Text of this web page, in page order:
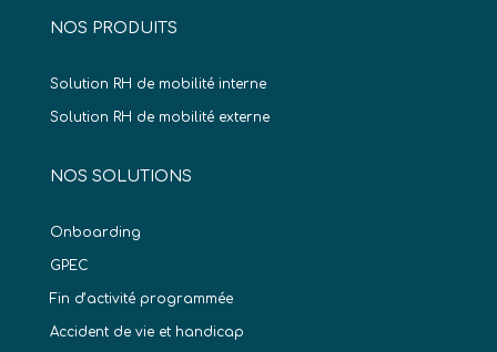
NOS PRODUITS
Solution RH de mobilité interne
Solution RH de mobilité externe
NOS SOLUTIONS
Onboarding
GPEC
Fin d’activité programmée
Accident de vie et handicap